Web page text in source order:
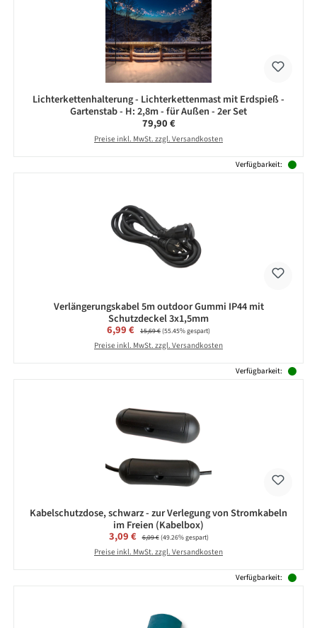
Lichterkettenhalterung - Lichterkettenmast mit Erdspieß -
Gartenstab - H: 2,8m - für Außen - 2er Set
Regulärer Preis:
79,90 €
Preise inkl. MwSt. zzgl. Versandkosten
Verfügbarkeit:
Verlängerungskabel 5m outdoor Gummi IP44 mit
Schutzdeckel 3x1,5mm
Verkaufspreis:
6,99 € Regulärer Preis:
15,69 €(55.45% gespart)
Preise inkl. MwSt. zzgl. Versandkosten
Verfügbarkeit:
Kabelschutzdose, schwarz - zur Verlegung von Stromkabeln
im Freien (Kabelbox)
Verkaufspreis:
3,09 € Regulärer Preis:
6,09 €(49.26% gespart)
Preise inkl. MwSt. zzgl. Versandkosten
Verfügbarkeit: